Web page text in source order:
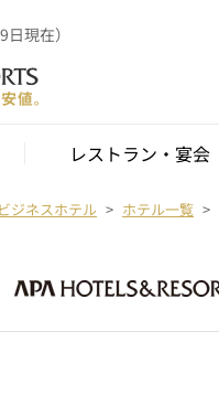
現在）
レストラン・宴会
ジネスホテル ホテル一覧